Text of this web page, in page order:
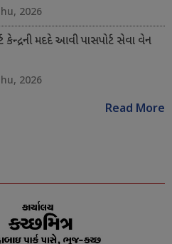
2026
કેન્દ્રની મદદે આવી પાસપોર્ટ સેવા વેન
2026
Read More